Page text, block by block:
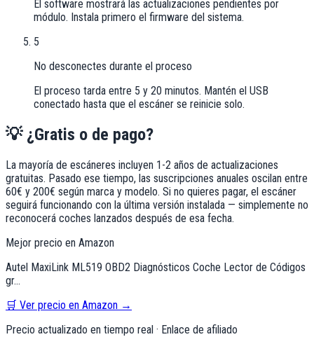
El software mostrará las actualizaciones pendientes por
módulo. Instala primero el firmware del sistema.
5
No desconectes durante el proceso
El proceso tarda entre 5 y 20 minutos. Mantén el USB
conectado hasta que el escáner se reinicie solo.
💡 ¿Gratis o de pago?
La mayoría de escáneres incluyen 1-2 años de actualizaciones
gratuitas. Pasado ese tiempo, las suscripciones anuales oscilan entre
60€ y 200€ según marca y modelo. Si no quieres pagar, el escáner
seguirá funcionando con la última versión instalada — simplemente no
reconocerá coches lanzados después de esa fecha.
Mejor precio en Amazon
Autel MaxiLink ML519 OBD2 Diagnósticos Coche Lector de Códigos
gr…
🛒 Ver precio en Amazon →
Precio actualizado en tiempo real · Enlace de afiliado